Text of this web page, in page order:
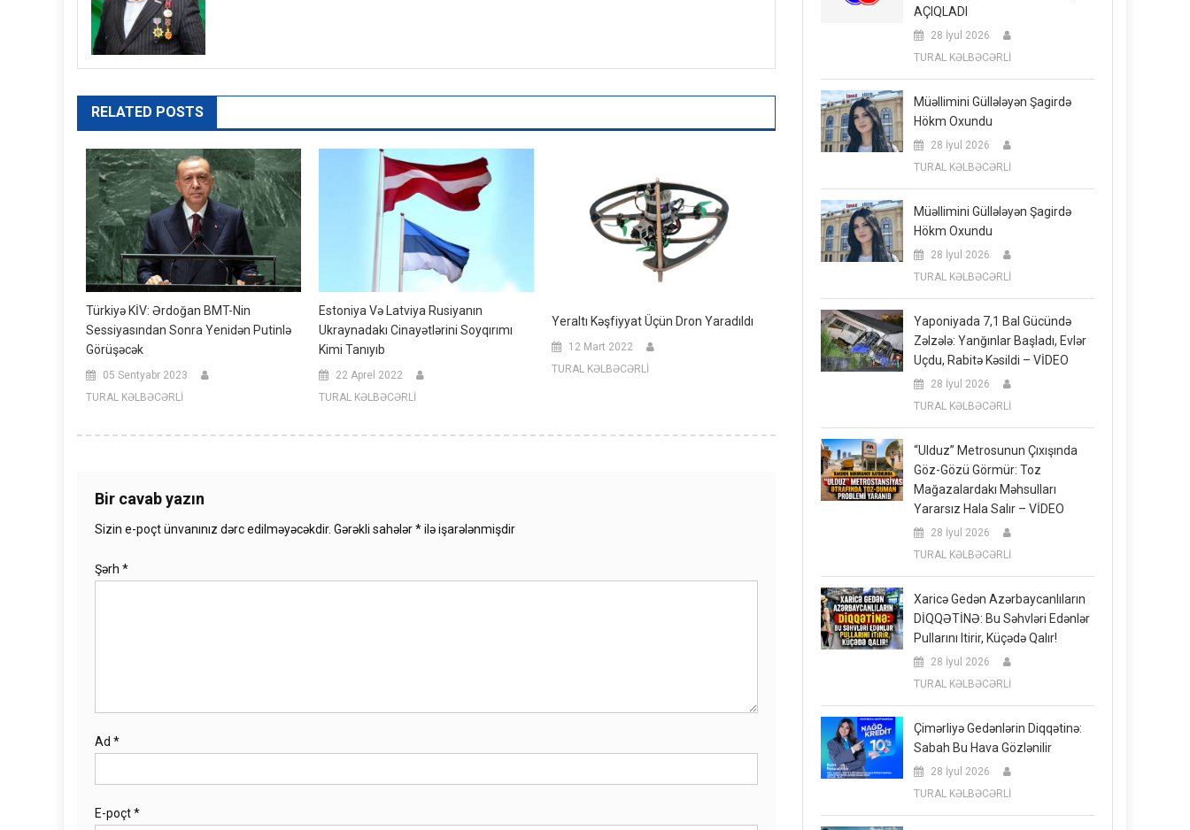
RELATED POSTS
Türkiyə KİV: Ərdoğan BMT-Nin
Sessiyasından Sonra Yenidən Putinlə
Görüşəcək
05 Sentyabr 2023
TURAL KƏLBƏCƏRLİ
Estoniya Və Latviya Rusiyanın
Ukraynadakı Cinayətlərini Soyqırımı
Kimi Tanıyıb
22 Aprel 2022
TURAL KƏLBƏCƏRLİ
Yeraltı Kəşfiyyat Üçün Dron Yaradıldı
12 Mart 2022
TURAL KƏLBƏCƏRLİ
Bir cavab yazın
Sizin e-poçt ünvanınız dərc edilməyəcəkdir. Gərəkli sahələr*ilə işarələnmişdir
Şərh *
Ad *
E-poçt*
AÇIQLADI
28 İyul 2026
TURAL KƏLBƏCƏRLİ
Müəllimini Güllələyən Şagirdə
Hökm Oxundu
28 İyul 2026
TURAL KƏLBƏCƏRLİ
Müəllimini Güllələyən Şagirdə
Hökm Oxundu
28 İyul 2026
TURAL KƏLBƏCƏRLİ
Yaponiyada 7,1 Bal Gücündə
Zəlzələ: Yanğınlar Başladı, Evlər
Uçdu, Rabitə Kəsildi – VİDEO
28 İyul 2026
TURAL KƏLBƏCƏRLİ
“Ulduz” Metrosunun Çıxışında
Göz-Gözü Görmür: Toz
Mağazalardakı Məhsulları
Yararsız Hala Salır – VİDEO
28 İyul 2026
TURAL KƏLBƏCƏRLİ
Xaricə Gedən Azərbaycanlıların
DİQQƏTİNƏ: Bu Səhvləri Edənlər
Pullarını Itirir, Küçədə Qalır!
28 İyul 2026
TURAL KƏLBƏCƏRLİ
Çimərliyə Gedənlərin Diqqətinə:
Sabah Bu Hava Gözlənilir
28 İyul 2026
TURAL KƏLBƏCƏRLİ